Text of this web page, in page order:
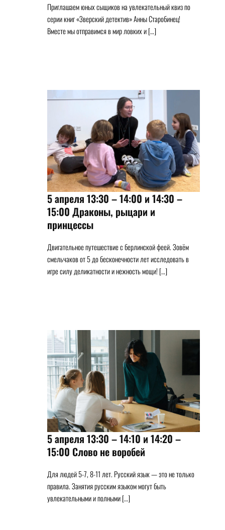
Приглашаем юных сыщиков на увлекательный квиз по
серии книг «Зверский детектив» Анны Старобинец!
Вместе мы отправимся в мир ловких и […]
5 апреля 13:30 – 14:00 и 14:30 –
15:00 Драконы, рыцари и
принцессы
Двигательное путешествие с берлинской феей. Зовём
смельчаков от 5 до бесконечности лет исследовать в
игре силу деликатности и нежность мощи! […]
5 апреля 13:30 – 14:10 и 14:20 –
15:00 Слово не воробей
Для людей 5-7, 8-11 лет. Русский язык — это не только
правила. Занятия русским языком могут быть
увлекательными и полными […]